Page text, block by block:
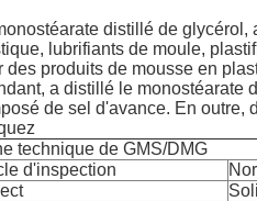
distillé de
lubrifiants de moule,
des produits de mousse en
a distillé le monostéarate
de sel d'avance. En outre,
technique de GMS/DMG
d'inspection